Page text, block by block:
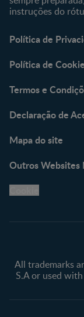
instruções do
Política de
Política de
Termos e
Declaração de
Mapa do site
Outros Websites
All trademarks
S.A or used